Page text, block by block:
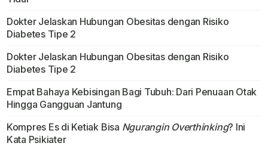
Dokter Jelaskan Hubungan Obesitas dengan Risiko
Diabetes Tipe 2
Dokter Jelaskan Hubungan Obesitas dengan Risiko
Diabetes Tipe 2
Empat Bahaya Kebisingan Bagi Tubuh: Dari Penuaan Otak
Hingga Gangguan Jantung
Kompres Es di Ketiak Bisa Ngurangin Overthinking? Ini
Kata Psikiater